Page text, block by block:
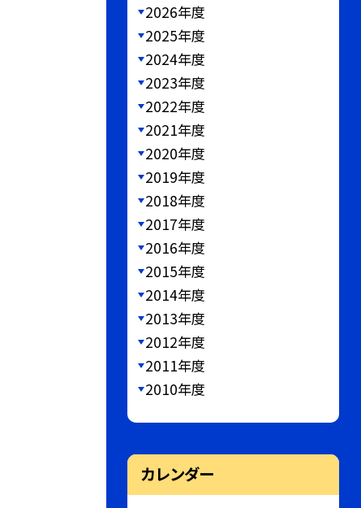
2026年度
2025年度
2024年度
2023年度
2022年度
2021年度
2020年度
2019年度
2018年度
2017年度
2016年度
2015年度
2014年度
2013年度
2012年度
2011年度
2010年度
カレンダー